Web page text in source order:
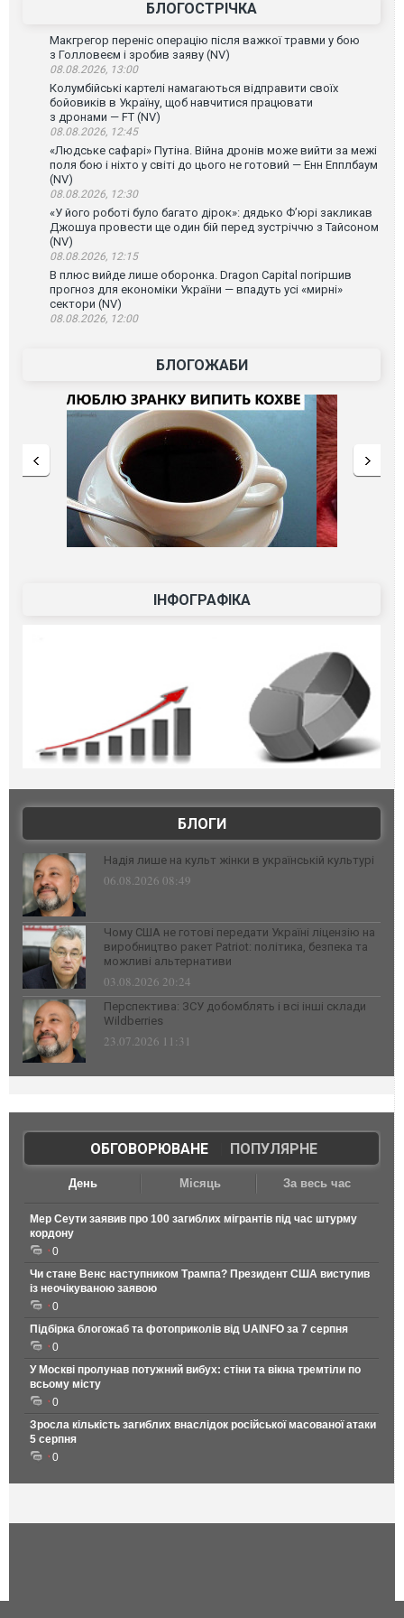
БЛОГОСТРІЧКА
Макгрегор переніс операцію після важкої травми у бою
з Голловеєм і зробив заяву (NV)
08.08.2026, 13:00
Колумбійські картелі намагаються відправити своїх
бойовиків в Україну, щоб навчитися працювати
з дронами — FT (NV)
08.08.2026, 12:45
«Людське сафарі» Путіна. Війна дронів може вийти за межі
поля бою і ніхто у світі до цього не готовий — Енн Епплбаум
(NV)
08.08.2026, 12:30
«У його роботі було багато дірок»: дядько Ф’юрі закликав
Джошуа провести ще один бій перед зустріччю з Тайсоном
(NV)
08.08.2026, 12:15
В плюс вийде лише оборонка. Dragon Capital погіршив
прогноз для економіки України — впадуть усі «мирні»
сектори (NV)
08.08.2026, 12:00
БЛОГОЖАБИ
ІНФОГРАФІКА
БЛОГИ
Надія лише на культ жінки в українській культурі
06.08.2026 08:49
Чому США не готові передати Україні ліцензію на
виробництво ракет Patriot: політика, безпека та
можливі альтернативи
03.08.2026 20:24
Перспектива: ЗСУ добомблять і всі інші склади
Wildberries
23.07.2026 11:31
ОБГОВОРЮВАНЕ| ПОПУЛЯРНЕ
День Місяць За весь час
Мер Сеути заявив про 100 загиблих мігрантів під час штурму
кордону
0
Чи стане Венс наступником Трампа? Президент США виступив
із неочікуваною заявою
0
Підбірка блогожаб та фотоприколів від UAINFO за 7 серпня
0
У Москві пролунав потужний вибух: стіни та вікна тремтіли по
всьому місту
0
Зросла кількість загиблих внаслідок російської масованої атаки
5 серпня
0